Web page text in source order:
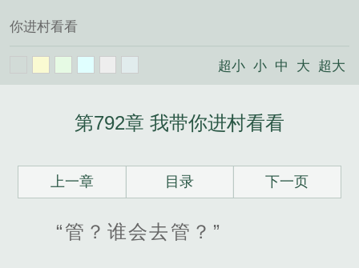
你进村看看
超小 小 中 大 超大
第792章 我带你进村看看
上一章 目录 下一页
“管？谁会去管？”